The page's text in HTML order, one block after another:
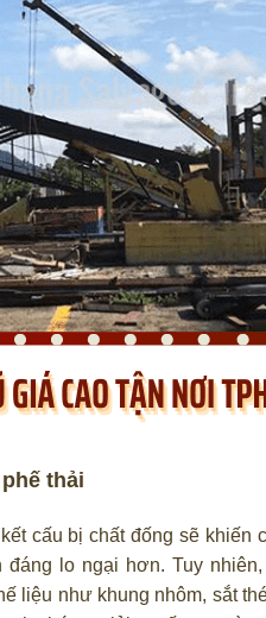
thải
cấu bị chất đống sẽ
đáng lo ngại hơn. Tuy
liệu như khung nhôm, sắt